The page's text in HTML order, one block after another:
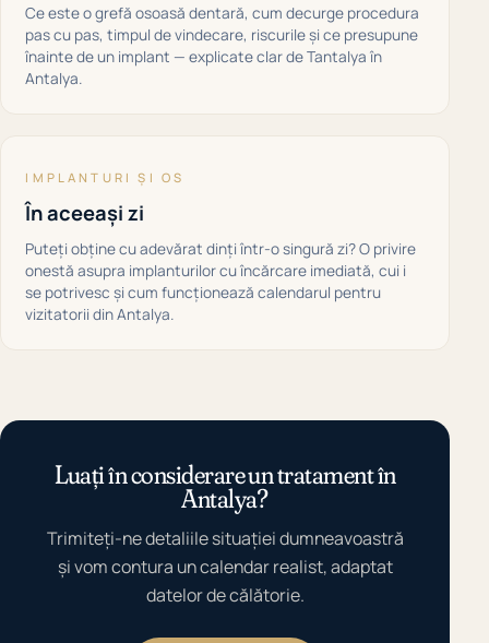
Ce este o grefă osoasă dentară, cum decurge procedura
pas cu pas, timpul de vindecare, riscurile și ce presupune
înainte de un implant — explicate clar de Tantalya în
Antalya.
IMPLANTURI ȘI OS
În aceeași zi
Puteți obține cu adevărat dinți într-o singură zi? O privire
onestă asupra implanturilor cu încărcare imediată, cui i
se potrivesc și cum funcționează calendarul pentru
vizitatorii din Antalya.
Luați în considerare un tratament în
Antalya?
Trimiteți-ne detaliile situației dumneavoastră
și vom contura un calendar realist, adaptat
datelor de călătorie.